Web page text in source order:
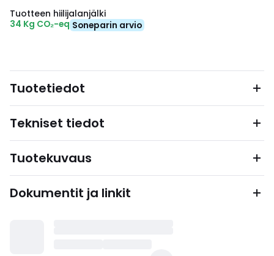
Tuotteen hiilijalanjälki
34 Kg CO₂-eq Soneparin arvio
Tuotetiedot
Tekniset tiedot
Tuotekuvaus
Dokumentit ja linkit